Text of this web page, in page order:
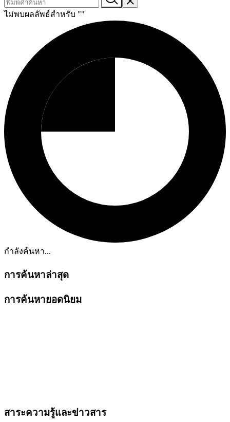
ไม่พบผลลัพธ์สำหรับ ""
กำลังค้นหา...
การค้นหาล่าสุด
การค้นหายอดนิยม
สาระความรู้และข่าวสาร